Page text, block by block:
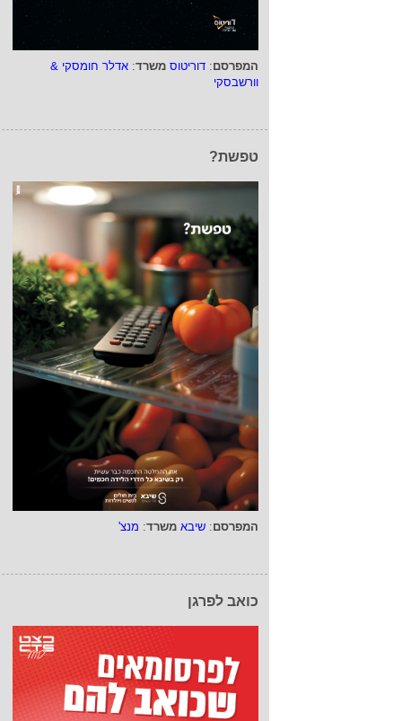
המפרסם: דוריטוס משרד: אדלר חומסקי &
וורשבסקי
טפשת?
המפרסם: שיבא משרד: מנצ'
כואב לפרגן